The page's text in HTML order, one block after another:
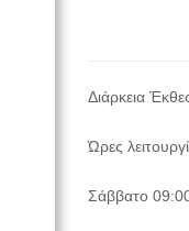
Διάρκεια
Ώρες
Σάββατο